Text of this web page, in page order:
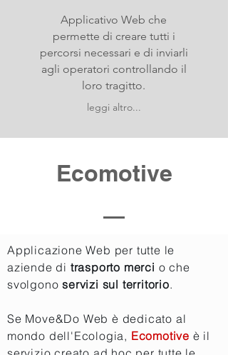
Applicativo Web che
permette di creare tutti i
percorsi necessari e di inviarli
agli operatori controllando il
loro tragitto.
leggi altro...
Ecomotive
Applicazione Web per tutte le
aziende di trasporto merci o che
svolgonoservizi sul territorio.
Se Move&Do Web è dedicato al
mondo dell'Ecologia, Ecomotive è il